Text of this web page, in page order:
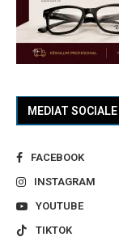
MEDIAT SOCIALE
FACEBOOK
INSTAGRAM
YOUTUBE
TIKTOK